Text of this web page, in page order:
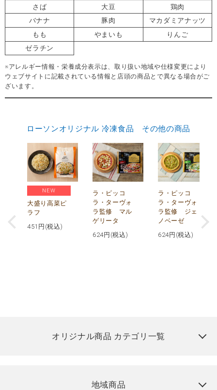
さば
大豆
鶏肉
バナナ
豚肉
マカダミアナッツ
もも
やまいも
りんご
ゼラチン
※アレルギー情報・栄養成分表示は、取り扱い地域や仕様変更により
ウェブサイトに記載されている情報と店頭の商品とで異なる場合がご
ざいます。
ローソンオリジナル 冷凍食品 その他の商品
NEW
大盛り高菜ピ
ラフ
451 円(税込)
ラ・ピッコ
ラ・ターヴォ
ラ監修 マル
ゲリータ
624円(税込)
ラ・ピッコ
ラ・ターヴォ
ラ監修 ジェ
ノベーゼ
624円(税込)
オリジナル商品 カテゴリ一覧
地域商品